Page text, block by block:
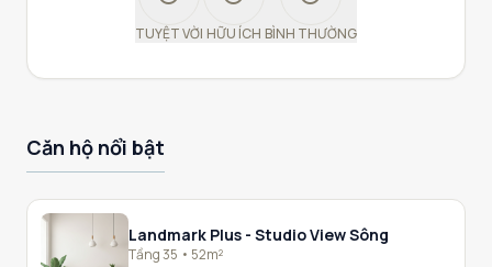
TUYỆT VỜI HỮU ÍCH BÌNH THƯỜNG
Căn hộ nổi bật
Landmark Plus - Studio View Sông
Tầng 35 • 52m²